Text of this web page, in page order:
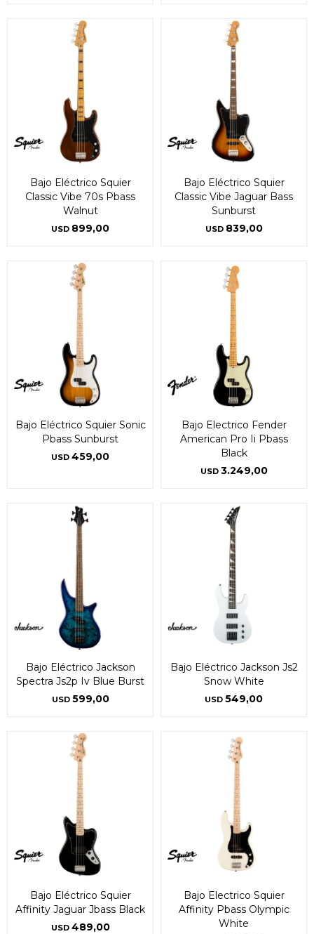
Bajo Eléctrico Squier
Classic Vibe 70s Pbass
Walnut
USD 899,00
Bajo Eléctrico Squier
Classic Vibe Jaguar Bass
Sunburst
USD 839,00
Bajo Eléctrico Squier Sonic
Pbass Sunburst
USD 459,00
Bajo Electrico Fender
American Pro Ii Pbass
Black
USD 3.249,00
Bajo Eléctrico Jackson
Spectra Js2p Iv Blue Burst
USD 599,00
Bajo Eléctrico Jackson Js2
Snow White
USD 549,00
Bajo Eléctrico Squier
Affinity Jaguar Jbass Black
USD 489,00
Bajo Electrico Squier
Affinity Pbass Olympic
White